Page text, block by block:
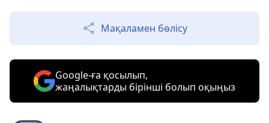
Мақаламен бөлісу
Google-ға қосылып,
жаңалықтарды бірінші болып оқыңыз